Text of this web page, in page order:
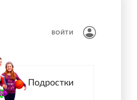
ВОЙТИ
Подростки